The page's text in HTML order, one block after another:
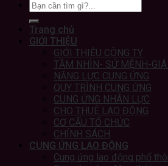
Trang chủ
GIỚI THIỆU
GIỚI THIỆU CÔNG TY
TẦM NHÌN- SỨ MỆNH-GIÁ
NĂNG LỰC CUNG ỨNG
QUY TRÌNH CUNG ỨNG
CUNG ỨNG NHÂN LỰC
CHO THUÊ LAO ĐỘNG
CƠ CẤU TỔ CHỨC
CHÍNH SÁCH
CUNG ỨNG LAO ĐỘNG
Cung ứng lao động phổ